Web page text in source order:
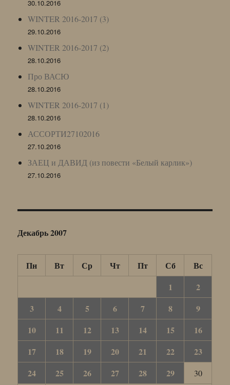
30.10.2016
WINTER 2016-2017 (3)
29.10.2016
WINTER 2016-2017 (2)
28.10.2016
Про ВАСЮ
28.10.2016
WINTER 2016-2017 (1)
28.10.2016
АССОРТИ27102016
27.10.2016
ЗАЕЦ и ДАВИД (из повести «Белый карлик»)
27.10.2016
Декабрь 2007
Пн Вт Ср Чт Пт Сб
Вс
1
2
3
4 5 6 7 8
9
10
11 12 13 14 15
16
17
18 19 20 21 22
23
24
25 26 27 28 29
30